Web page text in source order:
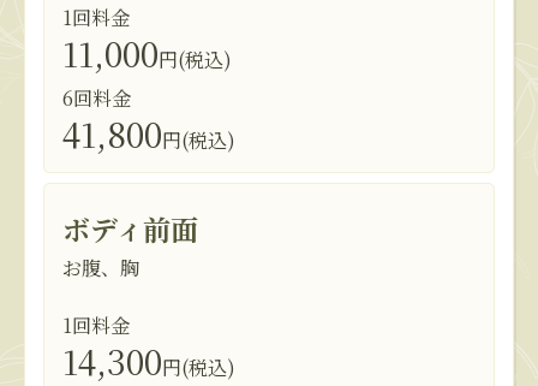
1回料金
11,000円(税込)
6回料金
41,800円(税込)
ボディ前面
お腹、胸
1回料金
14,300円(税込)